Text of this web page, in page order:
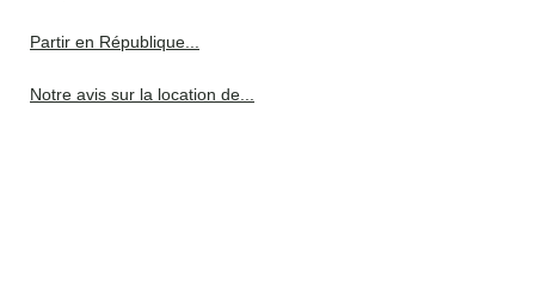
Partir en République...
Notre avis sur la location de...